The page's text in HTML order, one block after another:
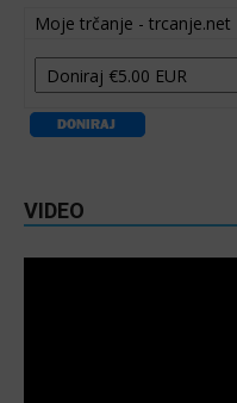
Moje trčanje - trcanje.net
VIDEO